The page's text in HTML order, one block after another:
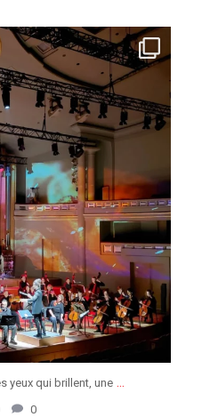
2
yeux qui brillent, une ...
0